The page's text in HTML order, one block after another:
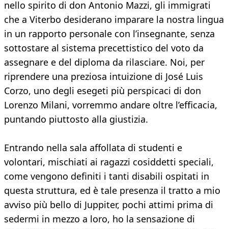
nello spirito di don Antonio Mazzi, gli immigrati
che a Viterbo desiderano imparare la nostra lingua
in un rapporto personale con l’insegnante, senza
sottostare al sistema precettistico del voto da
assegnare e del diploma da rilasciare. Noi, per
riprendere una preziosa intuizione di José Luis
Corzo, uno degli esegeti più perspicaci di don
Lorenzo Milani, vorremmo andare oltre l’efficacia,
puntando piuttosto alla giustizia.
Entrando nella sala affollata di studenti e
volontari, mischiati ai ragazzi cosiddetti speciali,
come vengono definiti i tanti disabili ospitati in
questa struttura, ed è tale presenza il tratto a mio
avviso più bello di Juppiter, pochi attimi prima di
sedermi in mezzo a loro, ho la sensazione di